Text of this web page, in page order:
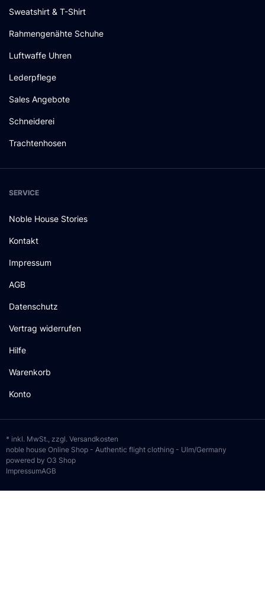
Sweatshirt & T-Shirt
Rahmengenähte Schuhe
Luftwaffe Uhren
Lederpflege
Sales Angebote
Schneiderei
Trachtenhosen
SERVICE
Noble House Stories
Kontakt
Impressum
AGB
Datenschutz
Vertrag widerrufen
Hilfe
Warenkorb
Konto
* inkl. MwSt., zzgl. Versandkosten
noble house Online Shop - Authentic flight clothing - Ulm/Germany
powered by O3 Shop
ImpressumAGB